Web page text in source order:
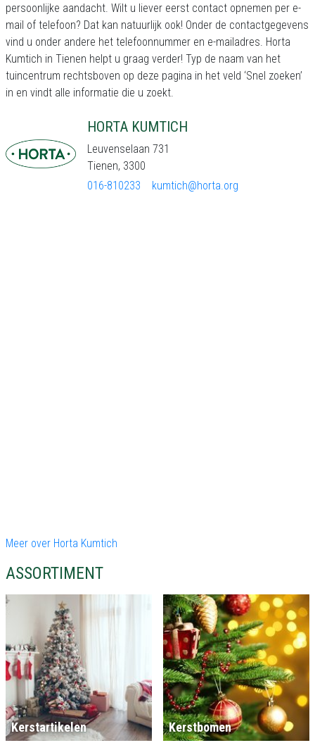
persoonlijke aandacht. Wilt u liever eerst contact opnemen per e-
mail of telefoon? Dat kan natuurlijk ook! Onder de contactgegevens
vind u onder andere het telefoonnummer en e-mailadres. Horta
Kumtich in Tienen helpt u graag verder! Typ de naam van het
tuincentrum rechtsboven op deze pagina in het veld ‘Snel zoeken’
in en vindt alle informatie die u zoekt.
HORTA KUMTICH
Leuvenselaan 731
Tienen, 3300
016-810233
kumtich@horta.org
Meer over Horta Kumtich
ASSORTIMENT
Kerstartikelen Kerstbomen